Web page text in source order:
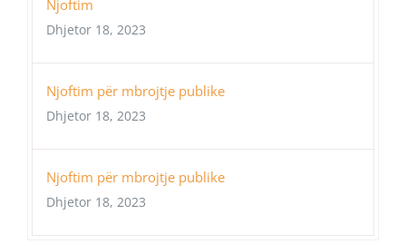
Njoftim
Dhjetor 18, 2023
Njoftim për mbrojtje publike
Dhjetor 18, 2023
Njoftim për mbrojtje publike
Dhjetor 18, 2023